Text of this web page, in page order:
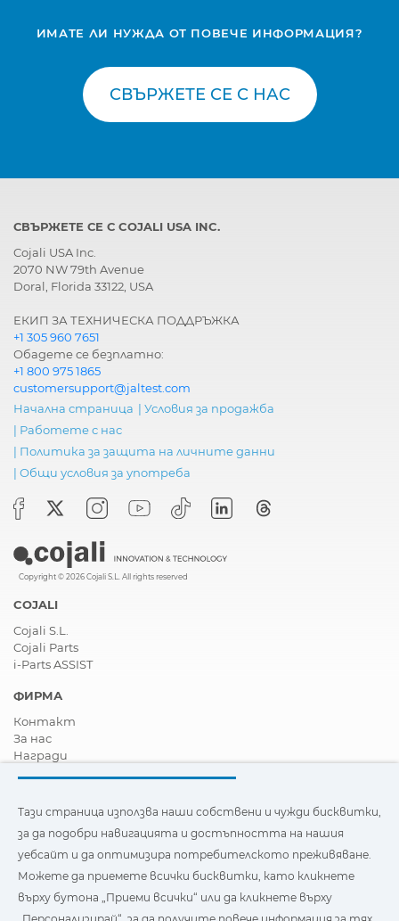
ИМАТЕ ЛИ НУЖДА ОТ ПОВЕЧЕ ИНФОРМАЦИЯ?
СВЪРЖЕТЕ СЕ С НАС
СВЪРЖЕТЕ СЕ С COJALI USA INC.
Cojali USA Inc.
2070 NW 79th Avenue
Doral, Florida 33122, USA
ЕКИП ЗА ТЕХНИЧЕСКА ПОДДРЪЖКА
+1 305 960 7651
Обадете се безплатно:
+1 800 975 1865
customersupport@jaltest.com
Начална страница | Условия за продажба
| Работете с нас
| Политика за защита на личните данни
| Общи условия за употреба
Copyright © 2026 Cojali S.L. All rights reserved
COJALI
Cojali S.L.
Cojali Parts
i-Parts ASSIST
ФИРМА
Контакт
За нас
Награди
Станете дистрибутор
Новини
Видеа
FAQ - Често задавани въпроси
Тази страница използва наши собствени и бисквитки на
трети страни, за да подобри навигацията и
Тази страница използва наши собствени и чужди бисквитки,
за да подобри навигацията и достъпността на нашия
уебсайт и да оптимизира потребителското преживяване.
Можете да приемете всички бисквитки, като кликнете
върху бутона „Приеми всички“ или да кликнете върху